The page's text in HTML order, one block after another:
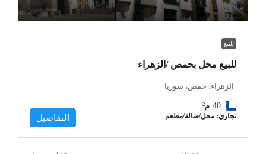
للبيع
للبيع محل بحمص /الزهراء
الزهراء، حمص، سوريا
40 م²
تجاري: محل/صالة/مطعم التفاصيل